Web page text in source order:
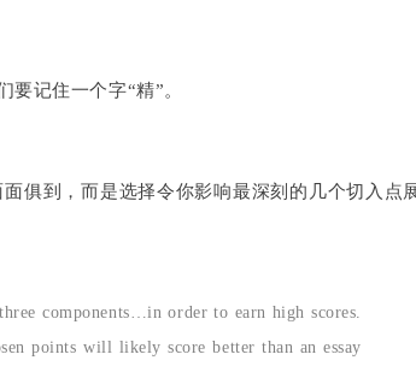
记住一个字“精”。
俱到，而是选择令你影响最深刻的几个切入点
components…in order to earn high scores.
points will likely score better than an essay